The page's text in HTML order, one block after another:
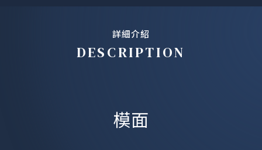
詳細介紹
DESCRIPTION
模面